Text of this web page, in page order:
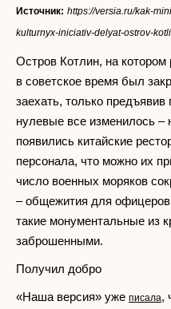
Источник: https://versia.ru/kak-
kulturnyx-iniciativ-delyat-ostrov-
Остров Котлин, на
в советское время был
заехать, только предъявив
нулевые все изменилось –
появились китайские
персонала, что можно их
число военных моряков
– общежития для
такие монументальные из
заброшенными.
Получил добро
«Наша версия» уже писала,